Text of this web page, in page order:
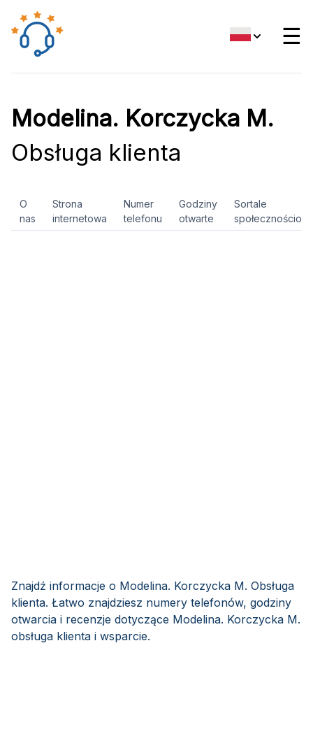
☰
Modelina. Korczycka M.
Obsługa klienta
O
nas
Strona
internetowa
Numer
telefonu
Godziny
otwarte
Sortale
Znajdź informacje o Modelina. Korczycka M. Obsługa
klienta. Łatwo znajdziesz numery telefonów, godziny
otwarcia i recenzje dotyczące Modelina. Korczycka M.
obsługa klienta i wsparcie.